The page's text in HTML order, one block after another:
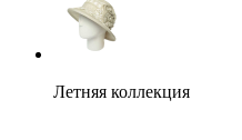
Летняя коллекция